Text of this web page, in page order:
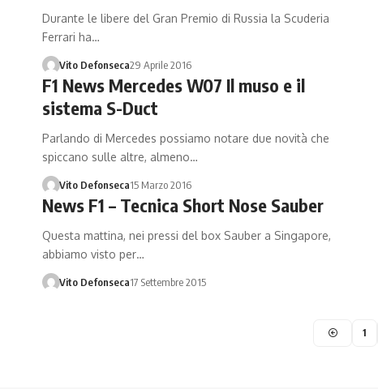
Durante le libere del Gran Premio di Russia la Scuderia
Ferrari ha…
Vito Defonseca29 Aprile 2016
F1 News Mercedes W07 Il muso e il
sistema S-Duct
Parlando di Mercedes possiamo notare due novità che
spiccano sulle altre, almeno…
Vito Defonseca15 Marzo 2016
News F1 – Tecnica Short Nose Sauber
Questa mattina, nei pressi del box Sauber a Singapore,
abbiamo visto per…
Vito Defonseca17 Settembre 2015
1